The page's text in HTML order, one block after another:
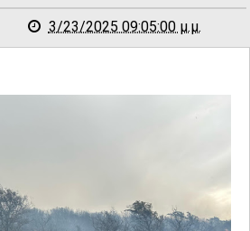
3/23/2025 09:05:00 μ.μ.